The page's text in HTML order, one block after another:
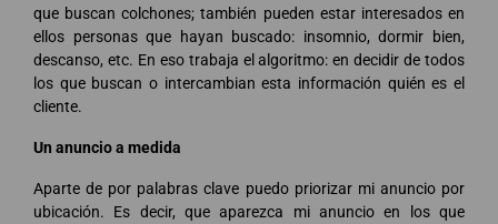
que buscan colchones; también pueden estar interesados en
ellos personas que hayan buscado: insomnio, dormir bien,
descanso, etc. En eso trabaja el algoritmo: en decidir de todos
los que buscan o intercambian esta información quién es el
cliente.
Un anuncio a medida
Aparte de por palabras clave puedo priorizar mi anuncio por
ubicación. Es decir, que aparezca mi anuncio en los que